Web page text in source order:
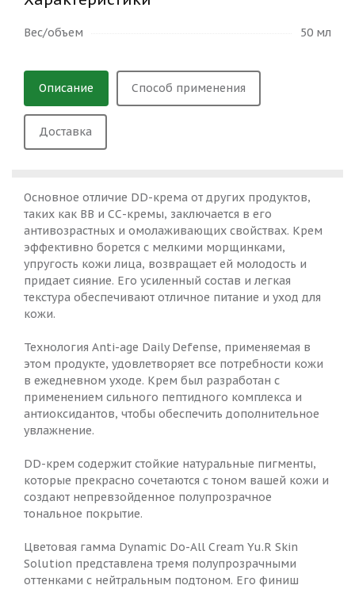
Вес/объем 50 мл
Описание Способ применения
Доставка
Основное отличие DD-крема от других продуктов,
таких как BB и СС-кремы, заключается в его
антивозрастных и омолаживающих свойствах. Крем
эффективно борется с мелкими морщинками,
упругость кожи лица, возвращает ей молодость и
придает сияние. Его усиленный состав и легкая
текстура обеспечивают отличное питание и уход для
кожи.
Технология Anti-age Daily Defense, применяемая в
этом продукте, удовлетворяет все потребности кожи
в ежедневном уходе. Крем был разработан с
применением сильного пептидного комплекса и
антиоксидантов, чтобы обеспечить дополнительное
увлажнение.
DD-крем содержит стойкие натуральные пигменты,
которые прекрасно сочетаются с тоном вашей кожи и
создают непревзойденное полупрозрачное
тональное покрытие.
Цветовая гамма Dynamic Do-All Cream Yu.R Skin
Solution представлена тремя полупрозрачными
оттенками с нейтральным подтоном. Его финиш